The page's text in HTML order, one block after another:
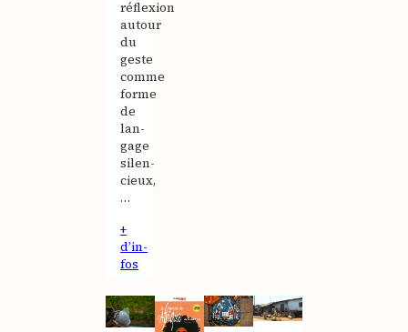
réflexion
autour
du
geste
comme
forme
de
lan­
gage
silen­
cieux,
…
+
d’in­
fos